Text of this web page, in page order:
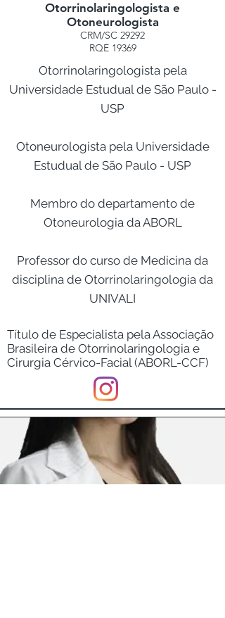
Otorrinolaringologista e
Otoneurologista
CRM/SC 29292
RQE 19369
Otorrinolaringologista pela
Universidade Estudual de São Paulo -
USP
Otoneurologista pela Universidade
Estudual de São Paulo - USP
Membro do departamento de
Otoneurologia da ABORL
Professor do curso de Medicina da
disciplina de Otorrinolaringologia da
UNIVALI
Título de Especialista pela Associação
Brasileira de Otorrinolaringologia e
Cirurgia Cérvico-Facial (ABORL-CCF)